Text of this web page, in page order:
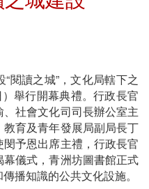
閱讀之城”，文化局轄下之
舉行開幕典禮。行政長官
社會文化司司長辦公室主
育及青年發展局副局長丁
予恩出席主禮，行政長官
儀式，青洲坊圖書館正式
播知識的公共文化設施。